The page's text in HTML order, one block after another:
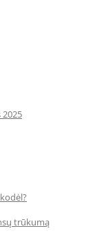
trūkumą